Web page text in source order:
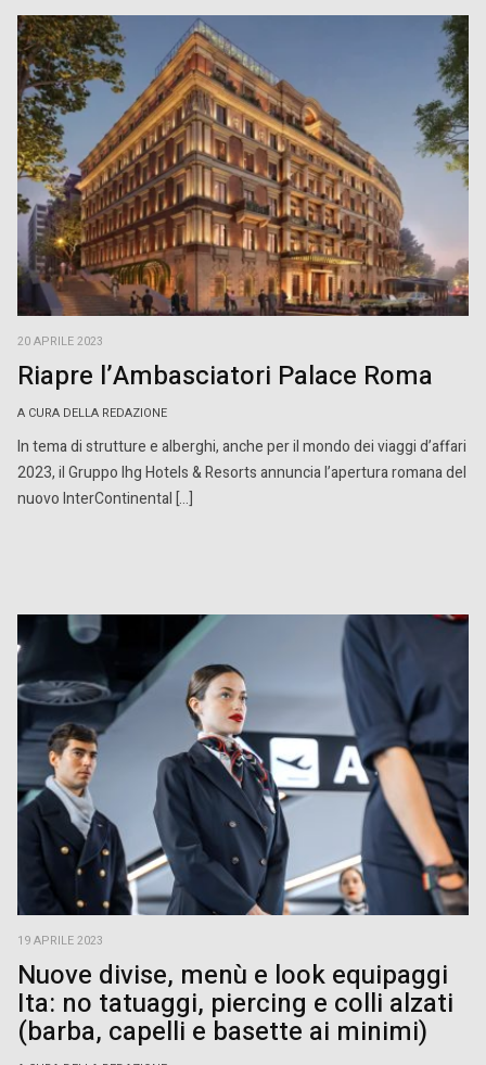
20 APRILE 2023
Riapre l’Ambasciatori Palace Roma
A CURA DELLA REDAZIONE
In tema di strutture e alberghi, anche per il mondo dei viaggi d’affari
2023, il Gruppo Ihg Hotels & Resorts annuncia l’apertura romana del
nuovo InterContinental […]
19 APRILE 2023
Nuove divise, menù e look equipaggi
Ita: no tatuaggi, piercing e colli alzati
(barba, capelli e basette ai minimi)